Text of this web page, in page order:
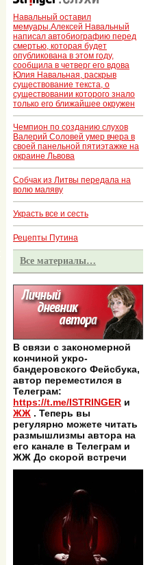
Навальный оставил
мемуары.Алексей Навальный
написал автобиографию перед
смертью, которая будет
опубликована в этом году,
сообщила в четверг его вдова
Юлия Навальная, раскрыв
существование текста, о
существовании которого знало
только его ближайшее окружен
Чемпион по созданию слухов
Валерий Соловей умер вчера в
своей панельной пятиэтажке на
окраине Львова
Собчак из Литвы передала на
волю маляву
Украсть все и сесть
Рецепты Путина
Все материалы…
В связи с закономерной
кончиной укро-
бандеровского Фейсбука,
автор переместился в
Телеграм:
https://t.me/ISTRINGER и
ЖЖ . Теперь вы
регулярно можете читать
размышлизмы автора на
его канале в Телеграм и
ЖЖ До скорой встречи